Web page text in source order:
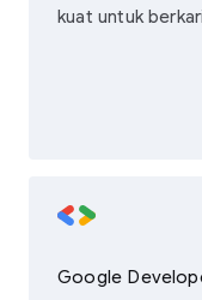
kuat untuk
Google